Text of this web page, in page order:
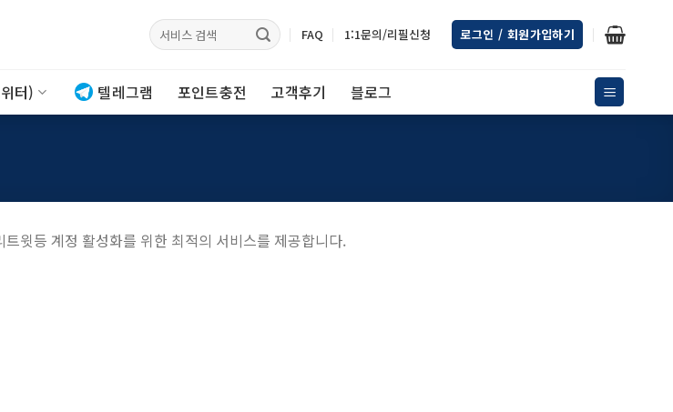
검색: FAQ 1:1문의/리필신청 로그인 / 회원가입하기
터) 텔레그램 포인트충전 고객후기 블로그
윗등 계정 활성화를 위한 최적의 서비스를 제공합니다.